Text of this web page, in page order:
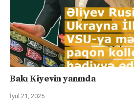
Bakı Kiyevin yanında
İyul 21, 2025